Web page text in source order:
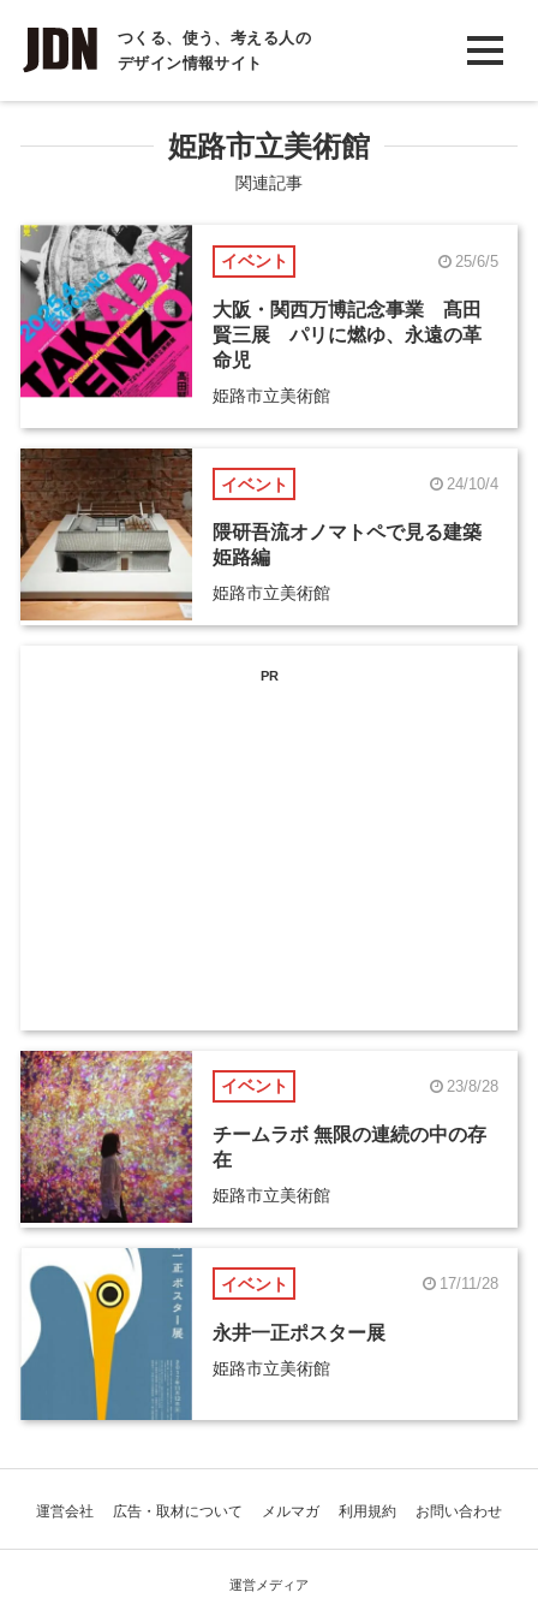
つくる、使う、考える人の
デザイン情報サイト
INTERVIEW
インタビュー
REPORT
COLUMN
コラム
姫路市立美術館
関連記事
イベント 25/6/5
大阪・関西万博記念事業 髙田
賢三展 パリに燃ゆ、永遠の革
命児
姫路市立美術館
イベント 24/10/4
隈研吾流オノマトペで見る建築
姫路編
姫路市立美術館
PR
イベント 23/8/28
チームラボ 無限の連続の中の存
在
姫路市立美術館
イベント 17/11/28
永井一正ポスター展
姫路市立美術館
運営会社 広告・取材について メルマガ 利用規約 お問い合わせ
運営メディア